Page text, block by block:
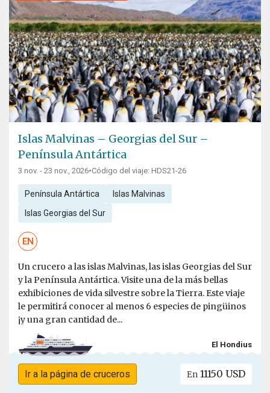
Islas Malvinas – Georgias del Sur –
Península Antártica
3 nov. - 23 nov., 2026•Código del viaje: HDS21-26
Península Antártica Islas Malvinas
Islas Georgias del Sur
EN
Un crucero a las islas Malvinas, las islas Georgias del Sur
y la Península Antártica. Visite una de la más bellas
exhibiciones de vida silvestre sobre la Tierra. Este viaje
le permitirá conocer al menos 6 especies de pingüinos
¡y una gran cantidad de...
El Hondius
Ir a la página de cruceros En 11150 USD